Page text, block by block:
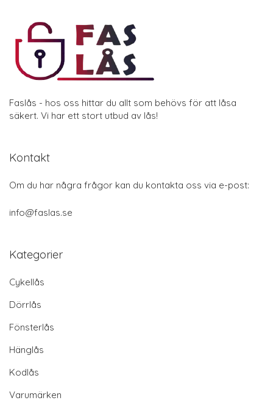
Faslås - hos oss hittar du allt som behövs för att låsa
säkert. Vi har ett stort utbud av lås!
Kontakt
Om du har några frågor kan du kontakta oss via e-post:
info@faslas.se
Kategorier
Cykellås
Dörrlås
Fönsterlås
Hänglås
Kodlås
Varumärken